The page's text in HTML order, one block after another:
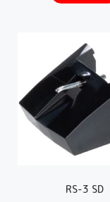
RS-3 SD